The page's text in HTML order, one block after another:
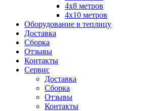
4х8 метров
4х10 метров
Оборудование в теплицу
Доставка
Сборка
Отзывы
Контакты
Сервис
Доставка
Сборка
Отзывы
Контакты